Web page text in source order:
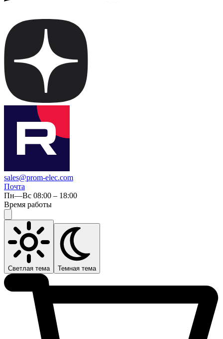
sales@prom-elec.com
Почта
Пн—Вс 08:00 – 18:00
Время работы
Светлая тема Темная тема